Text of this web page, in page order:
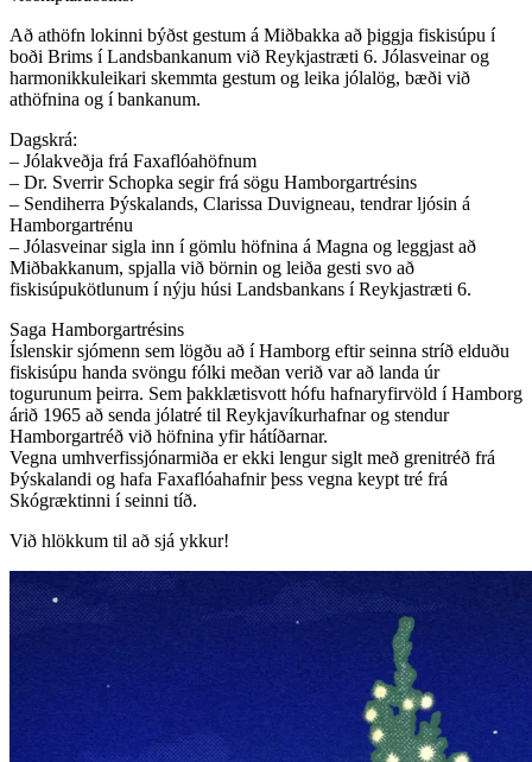
Að athöfn lokinni býðst gestum á Miðbakka að þiggja fiskisúpu í
boði Brims í Landsbankanum við Reykjastræti 6. Jólasveinar og
harmonikkuleikari skemmta gestum og leika jólalög, bæði við
athöfnina og í bankanum.
Dagskrá:
– Jólakveðja frá Faxaflóahöfnum
– Dr. Sverrir Schopka segir frá sögu Hamborgartrésins
– Sendiherra Þýskalands, Clarissa Duvigneau, tendrar ljósin á
Hamborgartrénu
– Jólasveinar sigla inn í gömlu höfnina á Magna og leggjast að
Miðbakkanum, spjalla við börnin og leiða gesti svo að
fiskisúpukötlunum í nýju húsi Landsbankans í Reykjastræti 6.
Saga Hamborgartrésins
Íslenskir sjómenn sem lögðu að í Hamborg eftir seinna stríð elduðu
fiskisúpu handa svöngu fólki meðan verið var að landa úr
togurunum þeirra. Sem þakklætisvott hófu hafnaryfirvöld í Hamborg
árið 1965 að senda jólatré til Reykjavíkurhafnar og stendur
Hamborgartréð við höfnina yfir hátíðarnar.
Vegna umhverfissjónarmiða er ekki lengur siglt með grenitréð frá
Þýskalandi og hafa Faxaflóahafnir þess vegna keypt tré frá
Skógræktinni í seinni tíð.
Við hlökkum til að sjá ykkur!